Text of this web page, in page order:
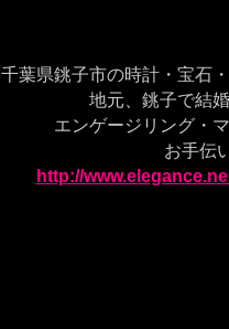
千葉県銚子市の時計・宝石
地元、銚子で結婚す
エンゲージリング・マ
お手伝いを致
http://